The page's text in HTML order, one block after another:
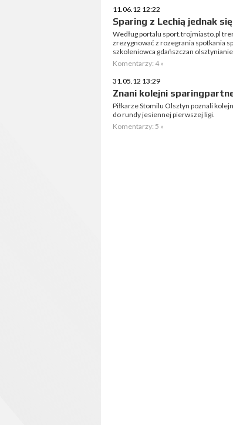
11.06.12 12:22
Sparing z Lechią jednak
Według portalu sport.trojmiasto.pl
zrezygnować z rozegrania spotkania
szkoleniowca gdańszczan
Komentarzy: 4 »
31.05.12 13:29
Znani kolejni
Piłkarze Stomilu Olsztyn poznali
do rundy jesiennej pierwszej ligi.
Komentarzy: 5 »